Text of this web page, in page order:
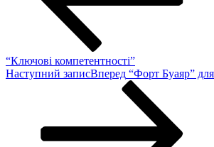
“Ключові компетентності”
Наступний записВперед “Форт Буаяр”